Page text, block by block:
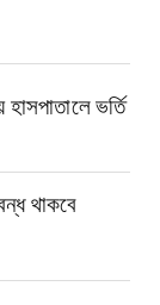
ভর্তি
থাকবে